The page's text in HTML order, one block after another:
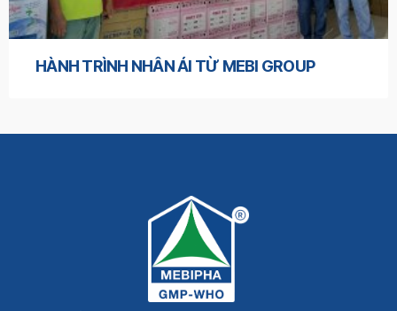
HÀNH TRÌNH NHÂN ÁI TỪ MEBI GROUP